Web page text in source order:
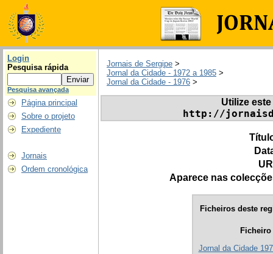
Login
Pesquisa rápida
Pesquisa avançada
Página principal
Sobre o projeto
Expediente
Jornais
Ordem cronológica
Jornais de Sergipe >
Jornal da Cidade - 1972 a 1985 >
Jornal da Cidade - 1976 >
Utilize
http://
Aparece nas
Ficheiros deste
Ficheiro
Jornal da Cidade